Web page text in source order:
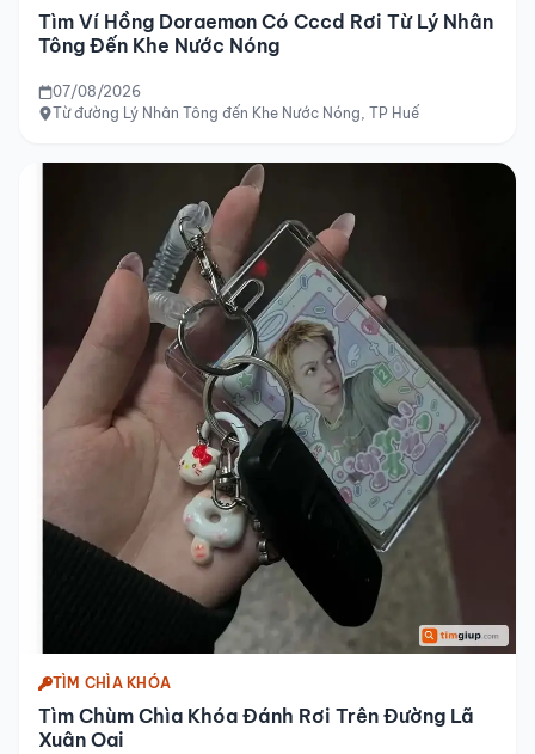
Tìm Ví Hồng Doraemon Có Cccd Rơi Từ Lý Nhân
Tông Đến Khe Nước Nóng
07/08/2026
Từ đường Lý Nhân Tông đến Khe Nước Nóng, TP Huế
TÌM CHÌA KHÓA
Tìm Chùm Chìa Khóa Đánh Rơi Trên Đường Lã
Xuân Oai